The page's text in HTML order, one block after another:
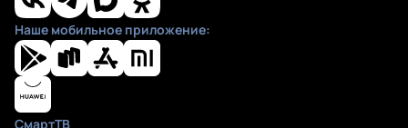
Наше мобильное приложение:
СмартТВ